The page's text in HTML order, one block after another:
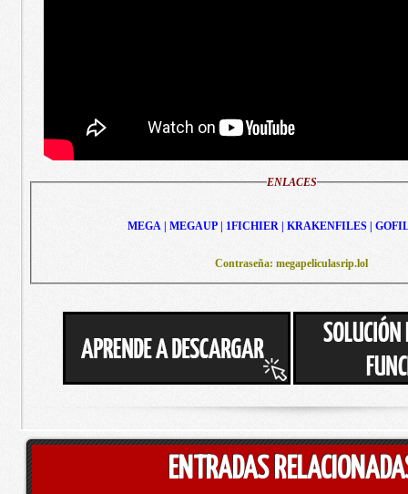
ENLACES
MEGA | MEGAUP | 1FICHIER | KRAKENFILES |
Contraseña: megapeliculasrip.lol
ENTRADAS